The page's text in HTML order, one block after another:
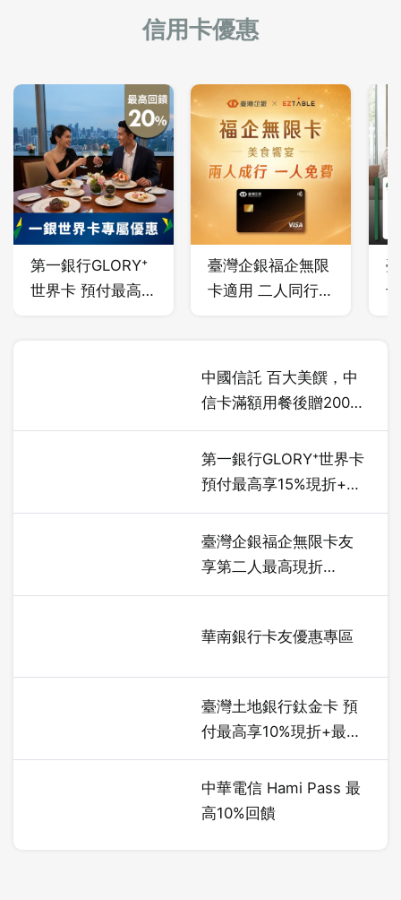
務與 12 種類別料
Lounge、以及Da
飲品牌具領導地位。
信用卡優惠
第一銀行GLORY⁺
世界卡 預付最高
臺灣企銀福企無限
卡適用 二人同行
中國信託 百大美饌，中
信卡滿額用餐後贈200元
折價券
第一銀行GLORY⁺世界卡
預付最高享15%現折+最
高5%EZCASH 回饋
臺灣企銀福企無限卡友
享第二人最高現折
$1,500
華南銀行卡友優惠專區
臺灣土地銀行鈦金卡 預
付最高享10%現折+最高
5%EZCASH 回饋
中華電信 Hami Pass 最
高10%回饋